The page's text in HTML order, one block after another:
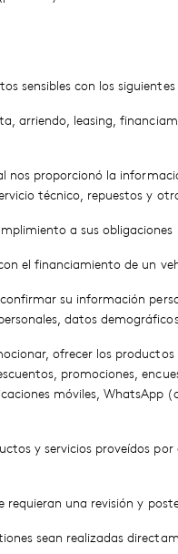
sensibles con los
arriendo, leasing,
proporcionó la
técnico, repuestos y
a sus obligaciones
el financiamiento de un
su información
datos
ofrecer los
promociones,
móviles, WhatsApp
y servicios proveídos
requieran una revisión y
sean realizadas